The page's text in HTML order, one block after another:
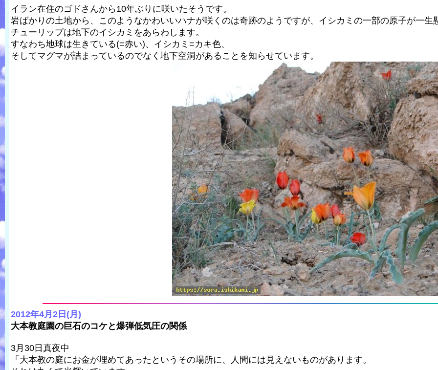
イラン在住のゴドさんから10年ぶりに咲いたそうです。
岩ばかりの土地から、このようなかわいいハナが咲くのは奇跡のようですが、イシカミの一部の原子が一生
チューリップは地下のイシカミをあらわします。
すなわち地球は生きている(=赤い)、イシカミ=カキ色、
そしてマグマが詰まっているのでなく地下空洞があることを知らせています。
2012年4月2日(月)
大本教庭園の巨石のコケと爆弾低気圧の関係
3月30日真夜中
「大本教の庭にお金が埋めてあったというその場所に、人間には見えないものがあります。